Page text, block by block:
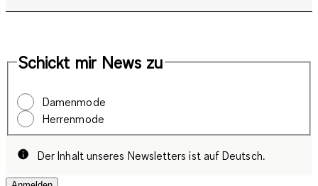
Schickt mir News zu
Damenmode
Herrenmode
Der Inhalt unseres Newsletters ist auf Deutsch.